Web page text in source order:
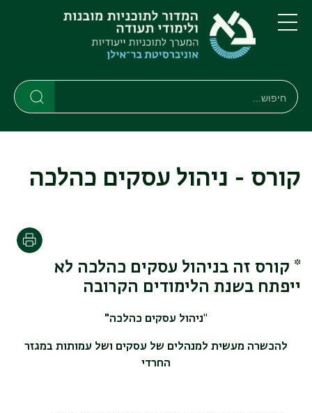
דילוג
לתוכן
העיקרי
דילוג
לתפריט
ניווט
ראשי
תפריט
חיפוש
חיפוש
קורס - ניהול עסקים כהלכה
* קורס זה בניהול עסקים כהלכה לא
ייפתח בשנת הלימודים הקרובה
"ניהול עסקים כהלכה"
להכשרה מעשית למנהלים של עסקים ושל עמותות במגזר
החרדי